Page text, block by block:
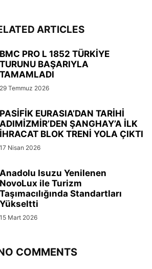
ARTICLES
BMC PRO L 1852 TÜRKİYE
TURUNU BAŞARIYLA
TAMAMLADI
29 Temmuz 2026
PASİFİK EURASIA’DAN TARİHİ
ADIMİZMİR’DEN ŞANGHAY’A İLK
İHRACAT BLOK TRENİ YOLA ÇIKTI
17 Nisan 2026
Anadolu Isuzu Yenilenen
NovoLux ile Turizm
Taşımacılığında Standartları
Yükseltti
15 Mart 2026
COMMENTS